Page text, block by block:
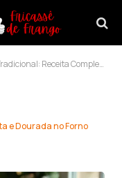
Receita Completa e Dourada no Forno
e Dourada no Forno